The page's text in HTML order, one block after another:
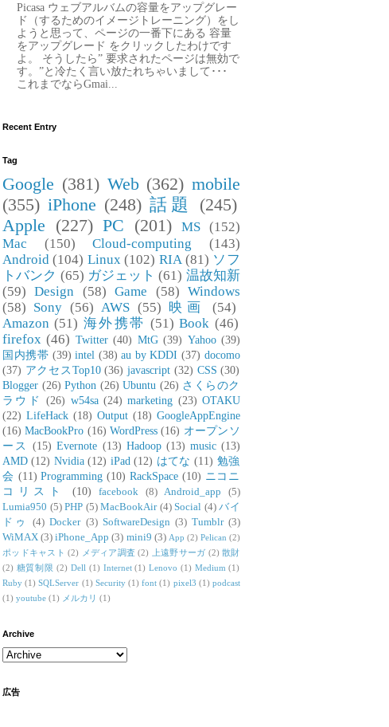
Picasa ウェブアルバムの容量をアップグレー
ド（するためのイメージトレーニング）をし
ようと思って、ページの一番下にある 容量
をアップグレード をクリックしたわけです
よ。 そうしたら” 要求されたページは無効で
す。”と冷たく言い放たれちゃいまして･･･
これまでならGmai...
Recent Entry
Tag
Google (381) Web (362) mobile
(355) iPhone (248) 話題
(245)
Apple (227) PC (201) MS (152)
Mac
(150) Cloud-computing
(143)
Android (104) Linux (102) RIA (81) ソフ
トバンク (65) ガジェット (61) 温故知新
(59)
Design (58) Game (58) Windows
(58) Sony (56) AWS (55) 映画
(54)
Amazon (51) 海外携帯 (51) Book (46)
firefox (46) Twitter (40) MtG (39) Yahoo (39)
国内携帯 (39) intel (38) au by KDDI (37) docomo
(37) アクセスTop10 (36) javascript (32) CSS (30)
Blogger (26) Python (26) Ubuntu (26) さくらのク
ラウド
(26) w54sa (24) marketing (23) OTAKU
(22) LifeHack (18) Output (18) GoogleAppEngine
(16) MacBookPro (16) WordPress (16) オープンソ
ース
(15) Evernote (13) Hadoop (13) music (13)
AMD (12) Nvidia (12) iPad (12) はてな (11) 勉強
会 (11) Programming (10) RackSpace (10) ニコニ
コリスト
(10) facebook (8) Android_app
(5)
Lumia950 (5) PHP (5) MacBookAir (4) Social (4) バイ
ドゥ
(4) Docker (3) SoftwareDesign (3) Tumblr (3)
WiMAX (3) iPhone_App (3) mini9 (3) App (2) Pelican (2)
ポッドキャスト (2) メディア調査 (2) 上遠野サーガ (2) 散財
(2) 糖質制限 (2) Dell (1) Internet (1) Lenovo (1) Medium (1)
Ruby (1) SQLServer (1) Security (1) font (1) pixel3 (1) podcast
(1) youtube (1) メルカリ (1)
Archive
広告